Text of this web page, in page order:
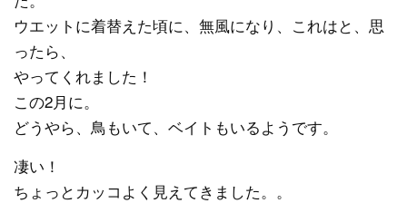
ウエットに着替えた頃に、無風になり、これはと、思
ったら、
やってくれました！
この2月に。
どうやら、鳥もいて、ベイトもいるようです。
凄い！
ちょっとカッコよく見えてきました。。